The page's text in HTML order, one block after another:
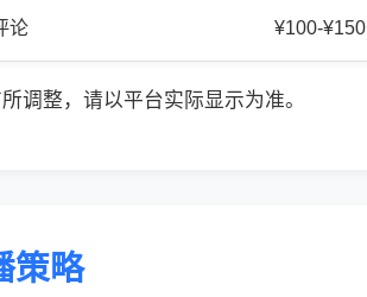
论 ¥100-¥150
调整，请以平台实际显示为准。
策略